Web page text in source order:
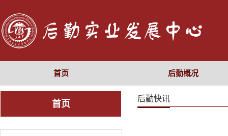
首页 后勤概况
首页
后勤快讯